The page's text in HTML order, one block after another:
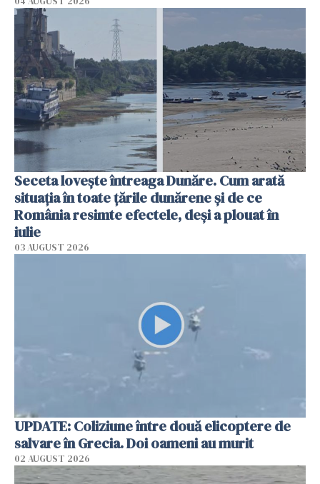
Seceta lovește întreaga Dunăre. Cum arată
situația în toate țările dunărene și de ce
România resimte efectele, deși a plouat în
iulie
03 AUGUST 2026
UPDATE: Coliziune între două elicoptere de
salvare în Grecia. Doi oameni au murit
02 AUGUST 2026